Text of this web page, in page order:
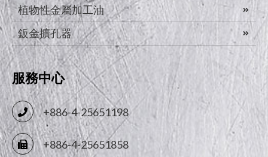
植物性金屬加工油
鈑金擴孔器
服務中心
+886-4-25651198
+886-4-25651858